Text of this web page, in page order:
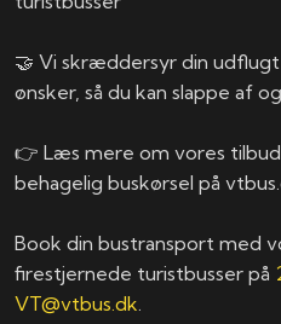
🤝 Vi skræddersyr din
ønsker, så du kan slappe af
👉 Læs mere om vores
behagelig buskørsel på
Book din bustransport med
firestjernede turistbusser på
VT@vtbus.dk